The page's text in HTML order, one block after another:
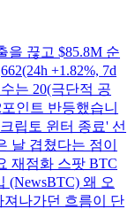
을 끊고 $85.8M 순
+1.82%, 7d
는 20(극단적 공
인트 반등했습니
립토 윈터 종료' 선
날 겹쳤다는 점이
재점화 스팟 BTC
(NewsBTC) 왜 오
져나가던 흐름이 단